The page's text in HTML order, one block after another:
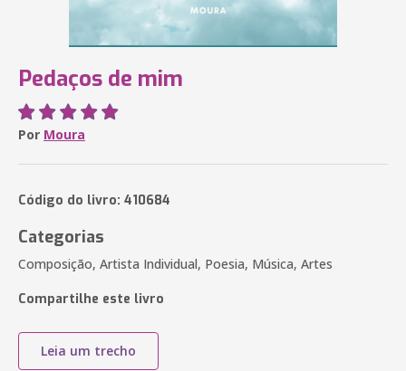
Pedaços de mim
Por Moura
Código do livro: 410684
Categorias
Composição, Artista Individual, Poesia, Música, Artes
Compartilhe este livro
Leia um trecho